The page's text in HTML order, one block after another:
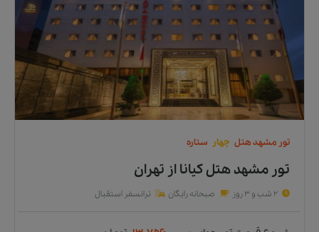
تور مشهدهتل چهار ستاره
تور مشهد هتل کیانااز تهران
2 شب و 3 روز صبحانه رایگان ترانسفر استقبال